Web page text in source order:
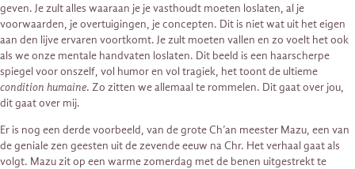
geven. Je zult alles waaraan je je vasthoudt moeten loslaten, al je
voorwaarden, je overtuigingen, je concepten. Dit is niet wat uit het eigen
aan den lijve ervaren voortkomt. Je zult moeten vallen en zo voelt het ook
als we onze mentale handvaten loslaten. Dit beeld is een haarscherpe
spiegel voor onszelf, vol humor en vol tragiek, het toont de ultieme
condition humaine. Zo zitten we allemaal te rommelen. Dit gaat over jou,
dit gaat over mij.
Er is nog een derde voorbeeld, van de grote Ch’an meester Mazu, een van
de geniale zen geesten uit de zevende eeuw na Chr. Het verhaal gaat als
volgt. Mazu zit op een warme zomerdag met de benen uitgestrekt te